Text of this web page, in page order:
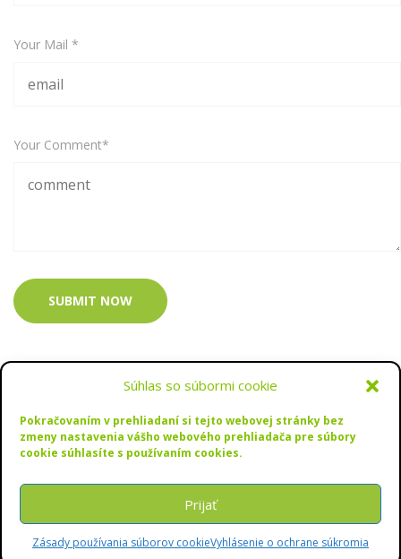
Súhlas so súbormi cookie
Pokračovaním v prehliadaní si tejto webovej stránky bez
zmeny nastavenia vášho webového prehliadača pre súbory
cookie súhlasíte s používaním cookies.
Prijať
Zásady používania súborov cookieVyhlásenie o ochrane súkromia
Your Mail *
Your Comment*
SUBMIT NOW
Copyrights © 2022 SPU Nitra
Podaj si prihlášku!